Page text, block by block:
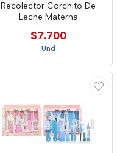
Recolector Corchito De
Leche Materna
$7.700
Und